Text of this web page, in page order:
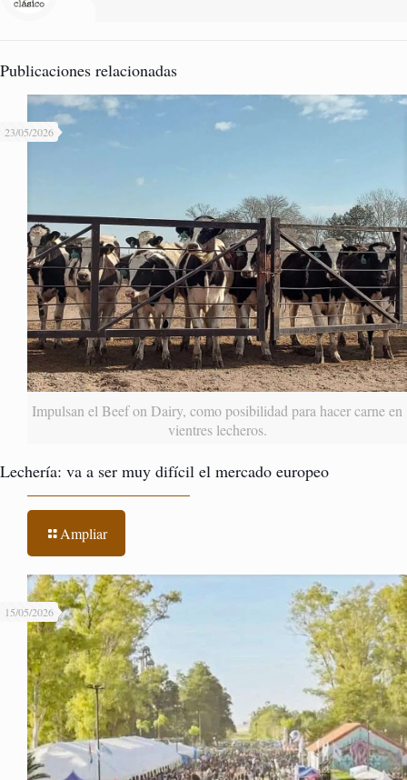
Publicaciones relacionadas
Impulsan el Beef on Dairy, como posibilidad para hacer carne en
vientres lecheros.
23/05/2026
Lechería: va a ser muy difícil el mercado europeo
Ampliar
15/05/2026